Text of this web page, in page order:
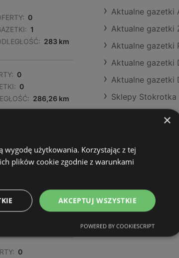
0
1
283 km
0
0
286,26 km
286,92 km
0
Aktualne gazetki
Aktualne gazetki
Aktualne gazetki
Aktualne gazetki
Aktualne gazetki
Sklepy Stokrotka
Podobne
Oferty
Oferty Biedronka
Oferty Netto
Oferty Lidl
×
wygodę użytkowania. Korzystając z tej
plików cookie zgodnie z warunkami
AKCEPTUJ WSZYSTKIE
POWERED BY COOKIESCRIPT